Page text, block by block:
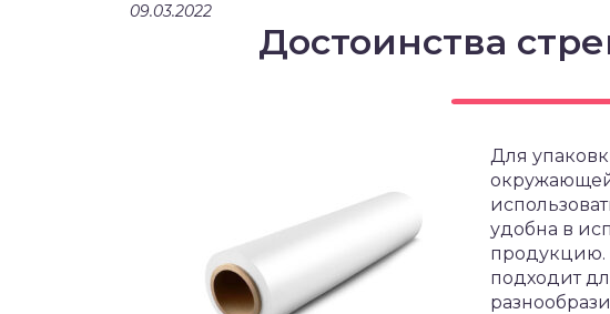
09.03.2022
Достоинства
Для
удобна в
продукцию.
подходит